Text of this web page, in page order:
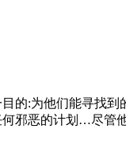
的:为他们能寻找到
邪恶的计划…尽管